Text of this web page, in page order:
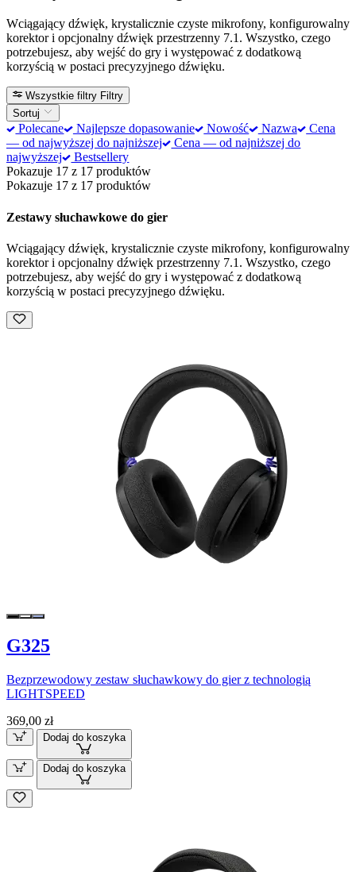
Wciągający dźwięk, krystalicznie czyste mikrofony, konfigurowalny
korektor i opcjonalny dźwięk przestrzenny 7.1. Wszystko, czego
potrzebujesz, aby wejść do gry i występować z dodatkową
korzyścią w postaci precyzyjnego dźwięku.
Wszystkie filtry Filtry
Sortuj
Polecane Najlepsze dopasowanie Nowość Nazwa
Cena
— od najwyższej do najniższej
Cena — od najniższej do
najwyższej
Bestsellery
Pokazuje 17 z 17 produktów
Pokazuje 17 z 17 produktów
Zestawy słuchawkowe do gier
Wciągający dźwięk, krystalicznie czyste mikrofony, konfigurowalny
korektor i opcjonalny dźwięk przestrzenny 7.1. Wszystko, czego
potrzebujesz, aby wejść do gry i występować z dodatkową
korzyścią w postaci precyzyjnego dźwięku.
G325
Bezprzewodowy zestaw słuchawkowy do gier z technologią
LIGHTSPEED
369,00 zł
Dodaj do koszyka
Dodaj do koszyka